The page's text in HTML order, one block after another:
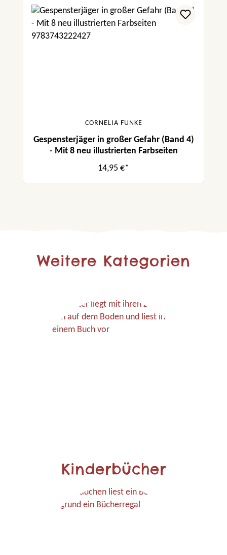
CORNELIA FUNKE
Gespensterjäger in großer Gefahr (Band 4)
- Mit 8 neu illustrierten Farbseiten
14,95 €*
Weitere Kategorien
Kinderbücher